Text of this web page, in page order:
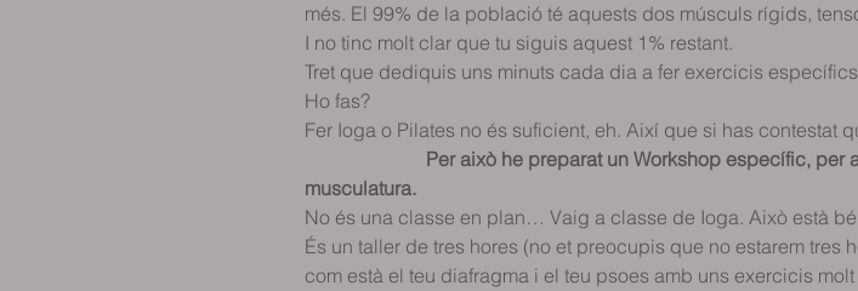
més. El 99% de la població té aquests dos músculs rígids,
I no tinc molt clar que tu siguis aquest 1% restant.
Tret que dediquis uns minuts cada dia a fer exercicis
Ho fas?
Fer Ioga o Pilates no és suficient, eh. Així que si has contestat
Per això he preparat un Workshop específic, per a
musculatura.
No és una classe en plan… Vaig a classe de Ioga. Això està
És un taller de tres hores (no et preocupis que no estarem
com està el teu diafragma i el teu psoes amb uns exercicis